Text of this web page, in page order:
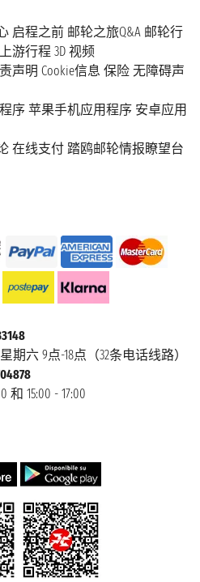
启程之前 邮轮之旅Q&A 邮轮行
游行程 3D 视频
声明 Cookie信息 保险 无障碍声
序 苹果手机应用程序 安卓应用
在线支付 踏鸥邮轮情报瞭望台
期六 9点-18点（32条电话线路）
15:00 - 17:00